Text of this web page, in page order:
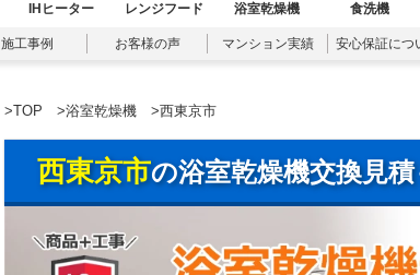
IHヒーター レンジフード 浴室乾燥機 食洗機
施工事例 お客様の声 マンション実績 安心保証につ
>TOP >浴室乾燥機 >西東京市
西東京市の浴室乾燥機交換見